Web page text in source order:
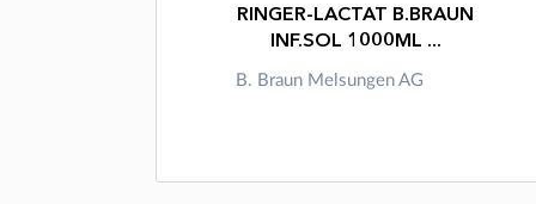
RINGER-LACTAT B.BRAUN
INF.SOL 1000ML ...
B. Braun Melsungen AG